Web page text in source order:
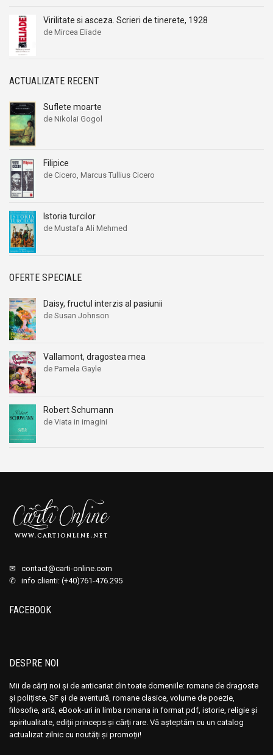
Virilitate si asceza. Scrieri de tinerete, 1928
de Mircea Eliade
ACTUALIZATE RECENT
Suflete moarte
de Nikolai Gogol
Filipice
de Cicero, Marcus Tullius Cicero
Istoria turcilor
de Mustafa Ali Mehmed
OFERTE SPECIALE
Daisy, fructul interzis al pasiunii
de Susan Johnson
Vallamont, dragostea mea
de Pamela Gayle
Robert Schumann
de Viata in imagini
✉ contact@carti-online.com
✆ info clienti: (+40)761-476.295
FACEBOOK
DESPRE NOI
Mii de cărți noi și de anticariat din toate domeniile: romane de dragoste
și polițiste, SF și de aventură, romane clasice, volume de poezie,
filosofie, artă, eBook-uri in limba romana in format pdf, istorie, religie și
spiritualitate, ediții princeps și cărți rare. Vă așteptăm cu un catalog
actualizat zilnic cu noutăți și promoții!